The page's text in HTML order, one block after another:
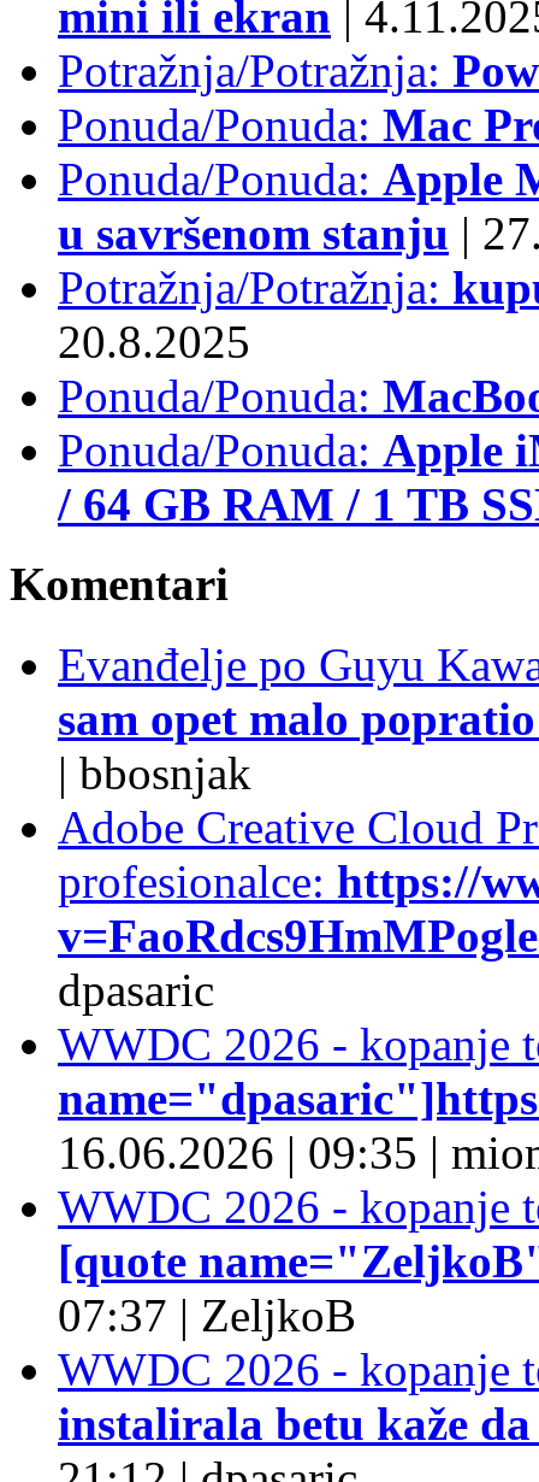
mini ili ekran |
Potražnja/Potražnja:
Ponuda/Ponuda: Mac
Ponuda/Ponuda: Apple
u savršenom stanju |
Potražnja/Potražnja:
20.8.2025
Ponuda/Ponuda:
Ponuda/Ponuda: Apple
/ 64 GB RAM / 1 TB
Komentari
Evanđelje po Guyu
sam opet malo
| bbosnjak
Adobe Creative Cloud
profesionalce: https://
dpasaric
WWDC 2026 - kopanje
16.06.2026 | 09:35 |
WWDC 2026 - kopanje
[quote
07:37 | ZeljkoB
WWDC 2026 - kopanje
instalirala betu kaže